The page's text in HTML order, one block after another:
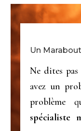
Un
Ne dites pas
avez un
problème
spécialiste